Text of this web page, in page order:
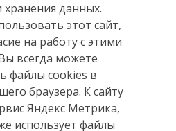
данных
данных Яндекс
хранения данных.
этот сайт,
на работу с этими
всегда можете
файлы cookies в
браузера. К сайту
Яндекс Метрика,
использует файлы